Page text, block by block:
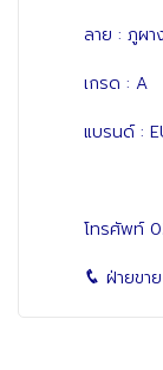
ลาย : ภูผา
เกรด : A
แบรนด์ :
โทรศัพท์
ฝ่ายขา